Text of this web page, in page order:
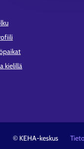
kielillä
© KEHA-keskus